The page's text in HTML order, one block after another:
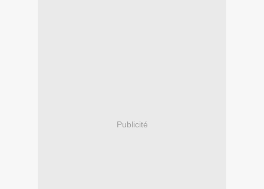
Publicité